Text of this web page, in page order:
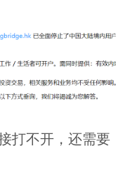
打不开，还需要